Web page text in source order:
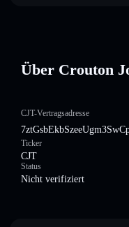
Über Crouton
CJT-Vertragsadresse
Ticker
CJT
Status
Nicht verifiziert